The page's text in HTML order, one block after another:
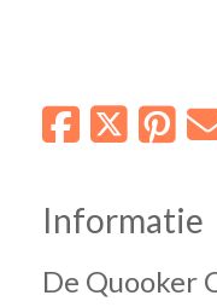
Informatie
De Quooker